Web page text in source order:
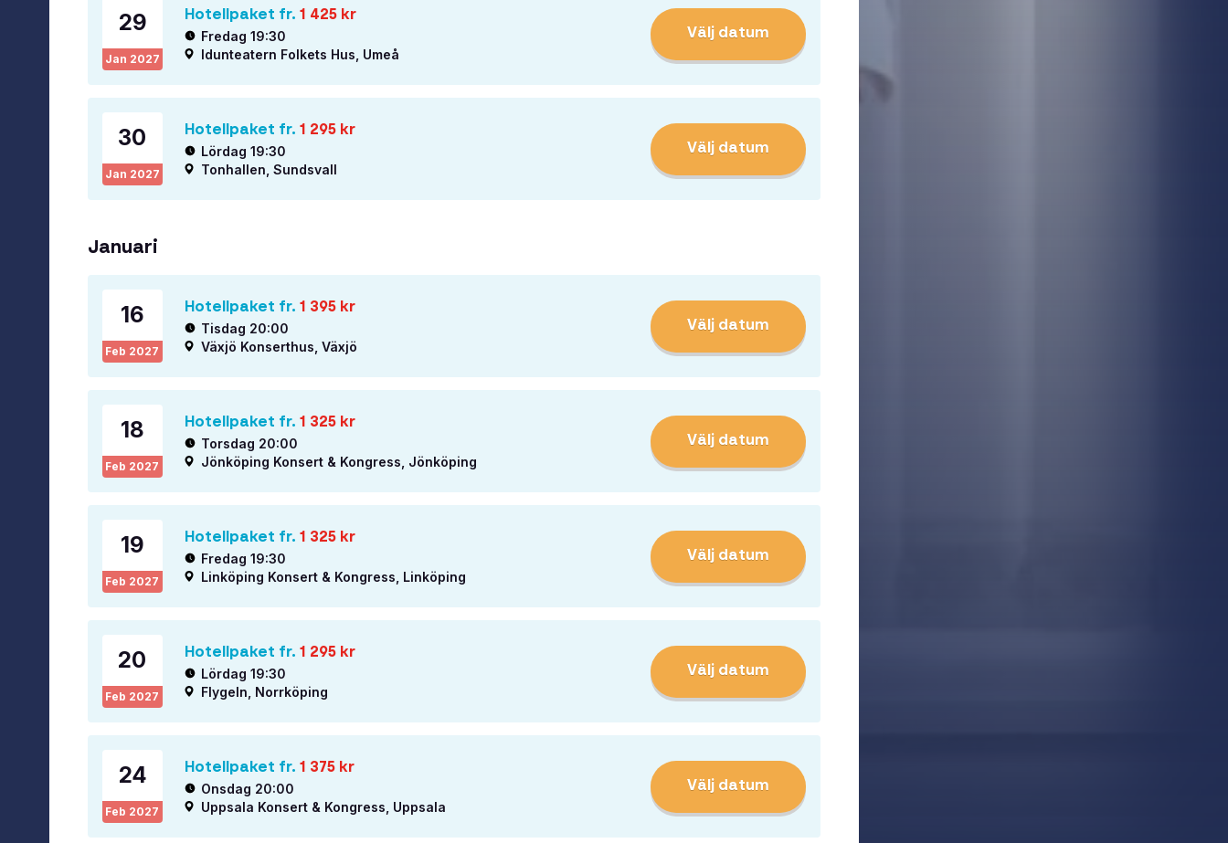
29
Jan 2027
Hotellpaket fr. 1 425kr
Fredag 19:30
Idunteatern Folkets Hus, Umeå
Välj datum
30
Jan 2027
Hotellpaket fr. 1 295kr
Lördag 19:30
Tonhallen, Sundsvall
Välj datum
Januari
16
Feb 2027
Hotellpaket fr. 1 395kr
Tisdag 20:00
Växjö Konserthus, Växjö
Välj datum
18
Feb 2027
Hotellpaket fr. 1 325kr
Torsdag 20:00
Jönköping Konsert & Kongress, Jönköping
Välj datum
19
Feb 2027
Hotellpaket fr. 1 325kr
Fredag 19:30
Linköping Konsert & Kongress, Linköping
Välj datum
20
Feb 2027
Hotellpaket fr. 1 295kr
Lördag 19:30
Flygeln, Norrköping
Välj datum
24
Feb 2027
Hotellpaket fr. 1 375kr
Onsdag 20:00
Uppsala Konsert & Kongress, Uppsala
Välj datum